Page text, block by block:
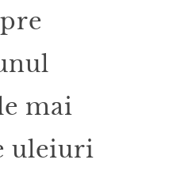
mai
uleiuri